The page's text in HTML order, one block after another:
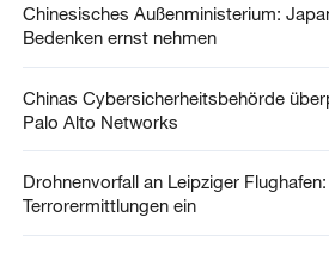
Chinesisches Außenministerium:
Bedenken ernst nehmen
Chinas Cybersicherheitsbehörde
Palo Alto Networks
Drohnenvorfall an Leipziger
Terrorermittlungen ein